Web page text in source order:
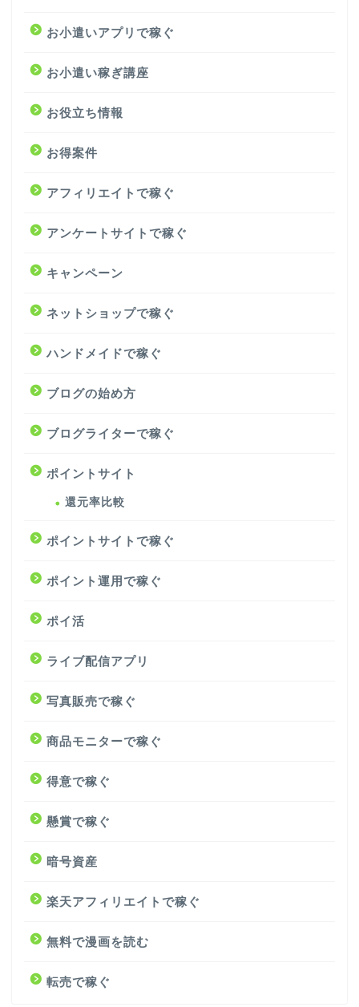
お小遣いアプリで稼ぐ
お小遣い稼ぎ講座
お役立ち情報
お得案件
アフィリエイトで稼ぐ
アンケートサイトで稼ぐ
キャンペーン
ネットショップで稼ぐ
ハンドメイドで稼ぐ
ブログの始め方
ブログライターで稼ぐ
ポイントサイト
還元率比較
ポイントサイトで稼ぐ
ポイント運用で稼ぐ
ポイ活
ライブ配信アプリ
写真販売で稼ぐ
商品モニターで稼ぐ
得意で稼ぐ
懸賞で稼ぐ
暗号資産
楽天アフィリエイトで稼ぐ
無料で漫画を読む
転売で稼ぐ